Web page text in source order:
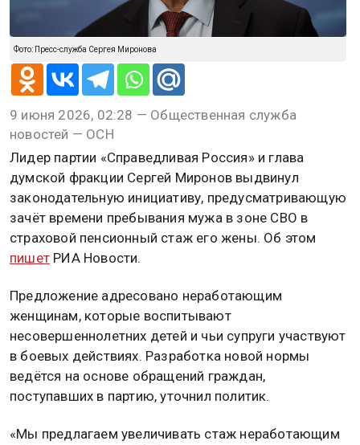
Фото: Пресс-служба Сергея Миронова
9 июня 2026, 02:28 — Общественная служба
новостей — ОСН
Лидер партии «Справедливая Россия» и глава
думской фракции Сергей Миронов выдвинул
законодательную инициативу, предусматривающую
зачёт времени пребывания мужа в зоне СВО в
страховой пенсионный стаж его жены. Об этом
пишет РИА Новости.
Предложение адресовано неработающим
женщинам, которые воспитывают
несовершеннолетних детей и чьи супруги участвуют
в боевых действиях. Разработка новой нормы
ведётся на основе обращений граждан,
поступавших в партию, уточнил политик.
«Мы предлагаем увеличивать стаж неработающим